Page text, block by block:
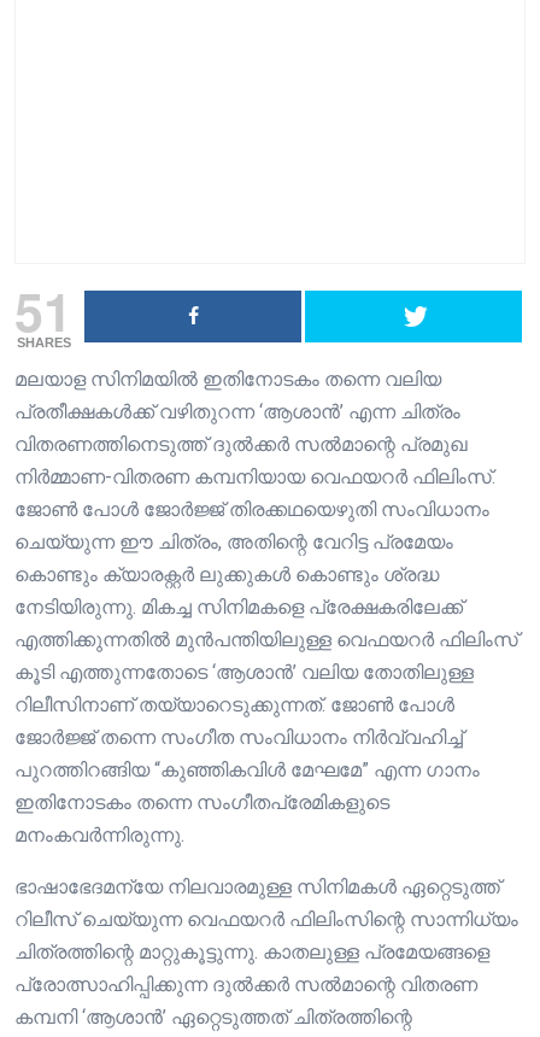
51
SHARES
മലയാള സിനിമയിൽ ഇതിനോടകം തന്നെ വലിയ
പ്രതീക്ഷകൾക്ക് വഴിതുറന്ന ‘ആശാൻ’ എന്ന ചിത്രം
വിതരണത്തിനെടുത്ത് ദുൽക്കർ സൽമാന്റെ പ്രമുഖ
നിർമ്മാണ-വിതരണ കമ്പനിയായ വെഫയറർ ഫിലിംസ്.
ജോൺ പോൾ ജോർജ്ജ് തിരക്കഥയെഴുതി സംവിധാനം
ചെയ്യുന്ന ഈ ചിത്രം, അതിന്റെ വേറിട്ട പ്രമേയം
കൊണ്ടും ക്യാരക്റ്റർ ലുക്കുകൾ കൊണ്ടും ശ്രദ്ധ
നേടിയിരുന്നു. മികച്ച സിനിമകളെ പ്രേക്ഷകരിലേക്ക്
എത്തിക്കുന്നതിൽ മുൻപന്തിയിലുള്ള വെഫയറർ ഫിലിംസ്
കൂടി എത്തുന്നതോടെ ‘ആശാൻ’ വലിയ തോതിലുള്ള
റിലീസിനാണ് തയ്യാറെടുക്കുന്നത്. ജോൺ പോൾ
ജോർജ്ജ് തന്നെ സംഗീത സംവിധാനം നിർവ്വഹിച്ച്
പുറത്തിറങ്ങിയ “കുഞ്ഞികവിൾ മേഘമേ” എന്ന ഗാനം
ഇതിനോടകം തന്നെ സംഗീതപ്രേമികളുടെ
മനംകവർന്നിരുന്നു.
ഭാഷാഭേദമന്യേ നിലവാരമുള്ള സിനിമകൾ ഏറ്റെടുത്ത്
റിലീസ് ചെയ്യുന്ന വെഫയറർ ഫിലിംസിന്റെ സാന്നിധ്യം
ചിത്രത്തിന്റെ മാറ്റുകൂട്ടുന്നു. കാതലുള്ള പ്രമേയങ്ങളെ
പ്രോത്സാഹിപ്പിക്കുന്ന ദുൽക്കർ സൽമാന്റെ വിതരണ
കമ്പനി ‘ആശാൻ’ ഏറ്റെടുത്തത് ചിത്രത്തിന്റെ